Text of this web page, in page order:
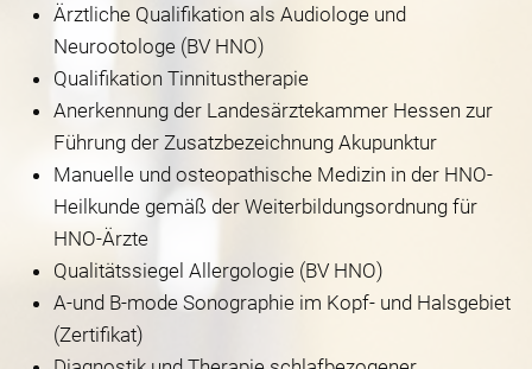
Ärztliche Qualifikation als Audiologe und
Neurootologe (BV HNO)
Qualifikation Tinnitustherapie
Anerkennung der Landesärztekammer Hessen zur
Führung der Zusatzbezeichnung Akupunktur
Manuelle und osteopathische Medizin in der HNO-
Heilkunde gemäß der Weiterbildungsordnung für
HNO-Ärzte
Qualitätssiegel Allergologie (BV HNO)
A-und B-mode Sonographie im Kopf- und Halsgebiet
(Zertifikat)